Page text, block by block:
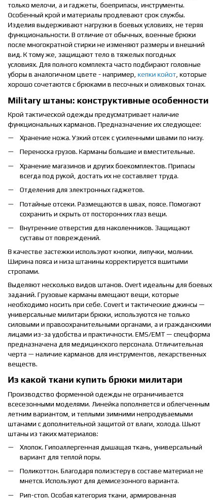
только мелочи, а и гаджеты, боеприпасы, инструменты.
Особенный крой и материалы продлевают срок службы.
Изделия выдерживают нагрузки в боевых условиях, не теряя
функциональности. В отличие от обычных, военные брюки
после многократной стирки не изменяют размеры и внешний
вид. К тому же, защищают тело в тяжелых погодных
условиях. Для полного комплекта часто подбирают головные
уборы в аналогичном цвете - например, кепки койот, которые
хорошо сочетаются с брюками в песочных и оливковых тонах.
Military штаны: конструктивные особенности
Крой тактической одежды предусматривает наличие
функциональных карманов. Предназначение их следующее:
Хранение ножа. Узкий отсек с усиленными швами по низу.
Переноска грузов. Карманы большие и вместительные.
Хранение магазинов и других боекомплектов. Припасы
всегда под рукой, достать их не составляет труда.
Отделения для электронных гаджетов.
Потайные отсеки. Размещаются в швах, поясе. Помогают
сохранить и скрыть от посторонних глаз вещи.
Внутренние отверстия для наколенников. Защищают
суставы от повреждений.
В качестве застежки используют кнопки, липучки, молнии.
Ширина пояса и низа штанины корректируется вшитыми
стропами.
Выделяют несколько видов штанов. Overt идеальны для боевых
заданий. Грузовые карманы вмещают вещи, которые
необходимо носить при себе. Covert и тактические джинсы —
универсальные милитари брюки, используются не только
силовыми и правоохранительными органами, а и гражданскими
лицами из-за удобства и практичности. EMS/EMT — спецформа
предназначена для медицинского персонала. Отличительная
черта — наличие карманов для инструментов, лекарственных
веществ.
Из какой ткани купить брюки милитари
Производство форменной одежды не ограничивается
всесезонными моделями. Линейка пополняется и облегченным
летним вариантом, и теплыми зимними непродуваемыми
штанами с дополнительной защитой от влаги, холода. Шьют
штаны из таких материалов:
Хлопок. Гипоаллергенная дышащая ткань, универсальный
вариант для теплой поры.
Поликоттон. Благодаря полиэстеру в составе материал не
мнется. Используют для демисезонного варианта.
Рип-стоп. Особая категория ткани, армированная